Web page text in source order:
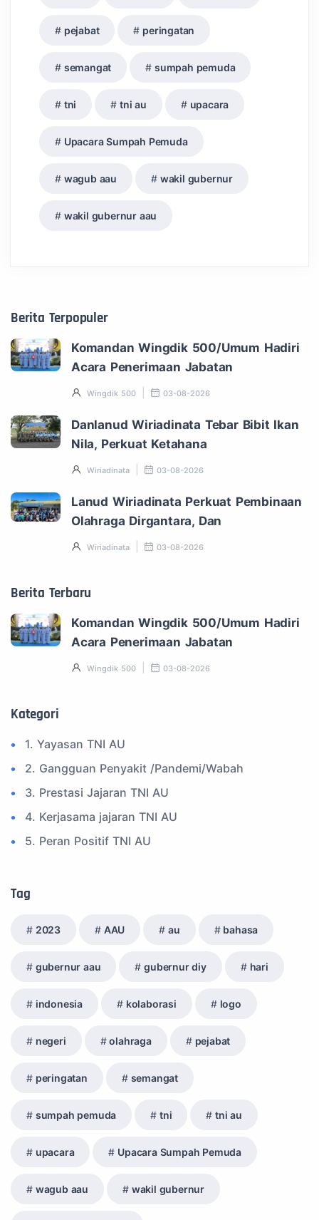
pejabat peringatan
semangat sumpah pemuda
tni tni au upacara
Upacara Sumpah Pemuda
wagub aau wakil gubernur
wakil gubernur aau
Berita Terpopuler
Komandan Wingdik 500/Umum Hadiri
Acara Penerimaan Jabatan
Wingdik 500 03-08-2026
Danlanud Wiriadinata Tebar Bibit Ikan
Nila, Perkuat Ketahana
Wiriadinata 03-08-2026
Lanud Wiriadinata Perkuat Pembinaan
Olahraga Dirgantara, Dan
Wiriadinata 03-08-2026
Berita Terbaru
Komandan Wingdik 500/Umum Hadiri
Acara Penerimaan Jabatan
Wingdik 500 03-08-2026
Kategori
1. Yayasan TNI AU
2. Gangguan Penyakit /Pandemi/Wabah
3. Prestasi Jajaran TNI AU
4. Kerjasama jajaran TNI AU
5. Peran Positif TNI AU
7. Spam Bukan Berita TNI
9. Tni au
10. Masalah anggota TNI AU
12. Federasi Aero Sport Indonesia
13. Satuan Karya Dirgantara - Pramuka
15. Upacara
18. Kegiatan Kedirgantaraan
Tag
2023 AAU au bahasa
gubernur aau gubernur diy hari
indonesia kolaborasi logo
negeri olahraga pejabat
peringatan semangat
sumpah pemuda tni tni au
upacara Upacara Sumpah Pemuda
wagub aau wakil gubernur